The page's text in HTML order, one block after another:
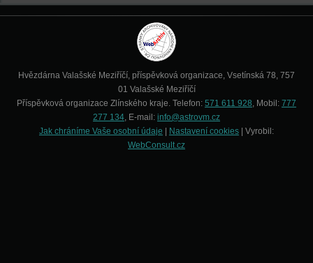
Hvězdárna Valašské Meziříčí, příspěvková organizace, Vsetínská 78, 757
01 Valašské Meziříčí
Příspěvková organizace Zlínského kraje. Telefon: 571 611 928, Mobil: 777
277 134, E-mail: info@astrovm.cz
Jak chráníme Vaše osobní údaje
Nastavení cookies | Vyrobil:
WebConsult.cz